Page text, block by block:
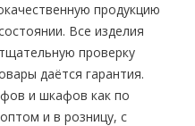
продукцию
Все изделия
проверку
даётся гарантия.
и шкафов как по
и в розницу, с